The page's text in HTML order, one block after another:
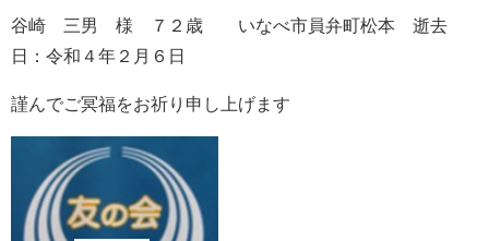
谷崎 三男 様 ７２歳 いなべ市員弁町松本 逝去
日：令和４年２月６日
謹んでご冥福をお祈り申し上げます